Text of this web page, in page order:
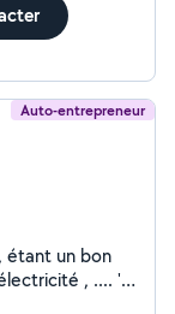
Auto-entrepreneur
étant un bon
, .... ''